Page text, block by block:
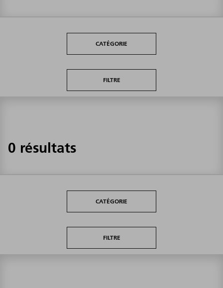
CATÉGORIE
FILTRE
0 résultats
CATÉGORIE
FILTRE